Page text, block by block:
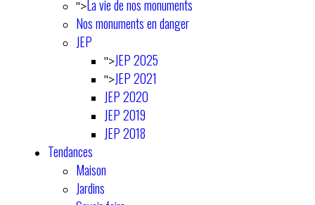
">La vie de nos monuments
Nos monuments en danger
JEP
">JEP 2025
">JEP 2021
JEP 2020
JEP 2019
JEP 2018
Tendances
Maison
Jardins